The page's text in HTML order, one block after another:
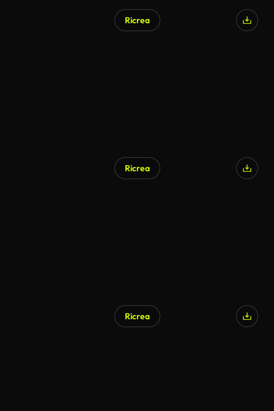
Ricrea
Ricrea
Ricrea